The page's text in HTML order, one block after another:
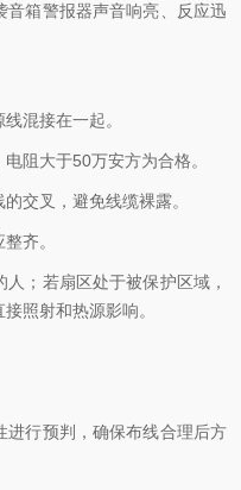
箱警报器声音响亮、反应迅
线混接在一起。
阻大于50万安方为合格。
交叉，避免线缆裸露。
整齐。
；若扇区处于被保护区域，
接照射和热源影响。
进行预判，确保布线合理后方